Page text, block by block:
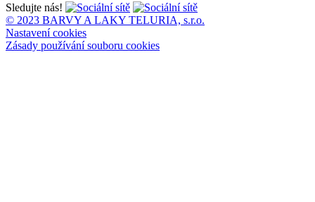
Sledujte nás!
© 2023 BARVY A LAKY TELURIA, s.r.o.
Nastavení cookies
Zásady používání souboru cookies